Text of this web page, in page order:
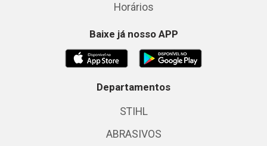
Horários
Baixe já nosso APP
Departamentos
STIHL
ABRASIVOS